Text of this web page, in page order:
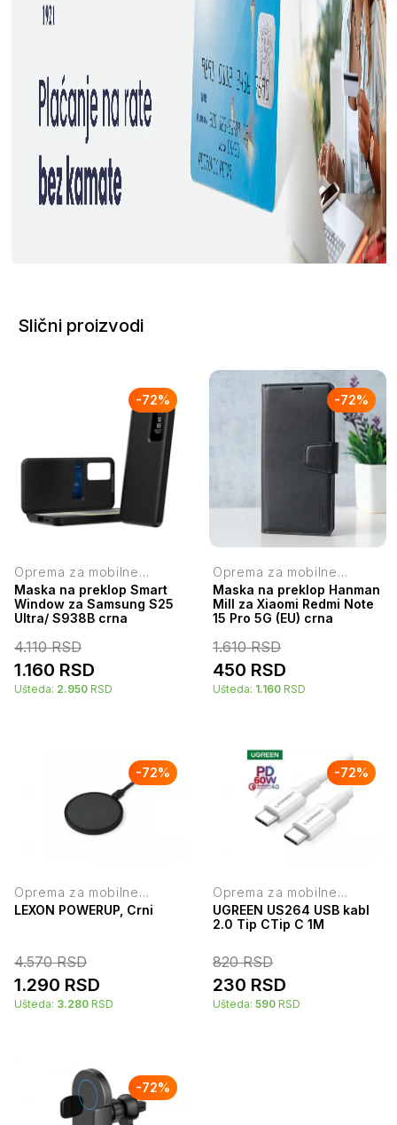
Slični proizvodi
-72%
Oprema za mobilne
telefone
Maska na preklop Smart
Window za Samsung S25
Ultra/ S938B crna
4.110RSD
1.160 RSD
Ušteda: 2.950 RSD
-72%
Oprema za mobilne
telefone
Maska na preklop Hanman
Mill za Xiaomi Redmi Note
15 Pro 5G (EU) crna
1.610RSD
450 RSD
Ušteda: 1.160 RSD
-72%
Oprema za mobilne
telefone
LEXON POWERUP, Crni
4.570RSD
1.290 RSD
Ušteda: 3.280 RSD
-72%
Oprema za mobilne
telefone
UGREEN US264 USB kabl
2.0 Tip CTip C 1M
820RSD
230 RSD
Ušteda: 590 RSD
-72%